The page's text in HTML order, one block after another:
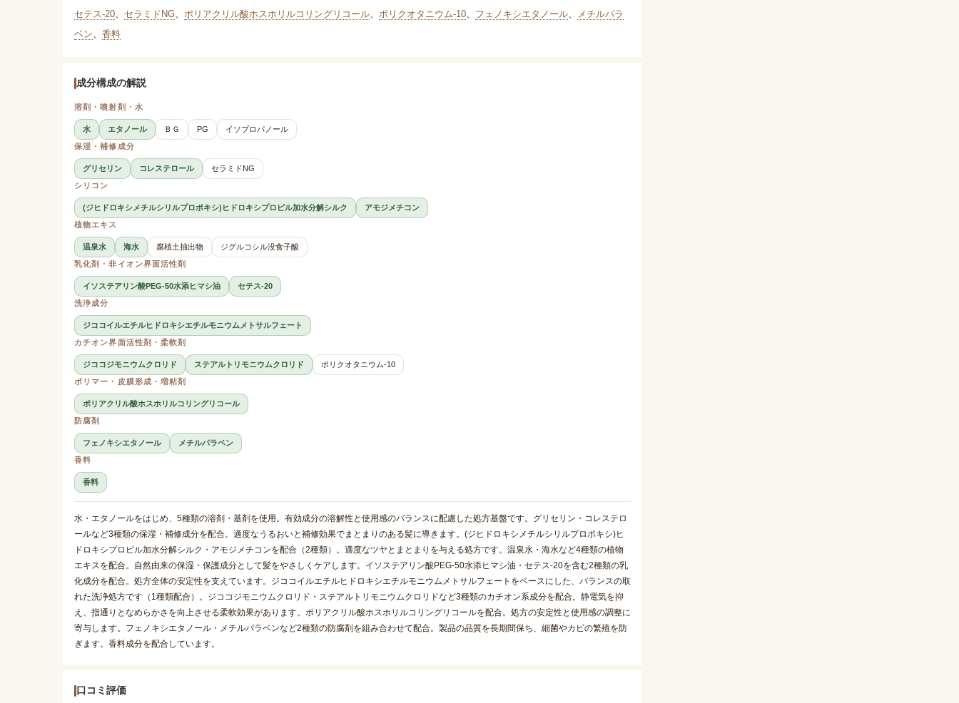
セテス-20、 セラミドNG、 ポリアクリル酸ホスホリルコリングリコール、 ポリクオタニウム-10、 フェノキシエタノール、
メチルパラ
ベン、 香料
成分構成の解説
溶剤・噴射剤・水
水 エタノール ＢＧ PG
イソプロパノール
保湿・補修成分
グリセリン コレステロール
セラミドNG
シリコン
(ジヒドロキシメチルシリルプロポキシ)ヒドロキシプロピル加水分解シルク
アモジメチコン
植物エキス
温泉水 海水 腐植土抽出物
ジグルコシル没食子酸
乳化剤・非イオン界面活性剤
イソステアリン酸PEG-50水添ヒマシ油
セテス-20
洗浄成分
ジココイルエチルヒドロキシエチルモニウムメトサルフェート
カチオン界面活性剤・柔軟剤
ジココジモニウムクロリド ステアルトリモニウムクロリド
ポリクオタニウム-10
ポリマー・皮膜形成・増粘剤
ポリアクリル酸ホスホリルコリングリコール
防腐剤
フェノキシエタノール
メチルパラベン
香料
香料
水・エタノールをはじめ、5種類の溶剤・基剤を使用。有効成分の溶解性と使用感のバランスに配慮した処方基盤です。グリセリン・コレステロ
ールなど3種類の保湿・補修成分を配合。適度なうるおいと補修効果でまとまりのある髪に導きます。(ジヒドロキシメチルシリルプロポキシ)ヒ
ドロキシプロピル加水分解シルク・アモジメチコンを配合（2種類）。適度なツヤとまとまりを与える処方です。温泉水・海水など4種類の植物
エキスを配合。自然由来の保湿・保護成分として髪をやさしくケアします。イソステアリン酸PEG-50水添ヒマシ油・セテス-20を含む2種類の乳
化成分を配合。処方全体の安定性を支えています。ジココイルエチルヒドロキシエチルモニウムメトサルフェートをベースにした、バランスの取
れた洗浄処方です（1種類配合）。ジココジモニウムクロリド・ステアルトリモニウムクロリドなど3種類のカチオン系成分を配合。静電気を抑
え、指通りとなめらかさを向上させる柔軟効果があります。ポリアクリル酸ホスホリルコリングリコールを配合。処方の安定性と使用感の調整に
寄与します。フェノキシエタノール・メチルパラベンなど2種類の防腐剤を組み合わせて配合。製品の品質を長期間保ち、細菌やカビの繁殖を防
ぎます。香料成分を配合しています。
口コミ評価